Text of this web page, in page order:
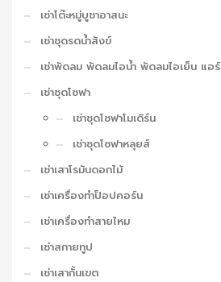
เช่าโต๊ะหมู่บูชาอาสนะ
เช่าชุดรดน้ำสังข์
เช่าพัดลม พัดลมไอน้ำ พัดลมไอเย็น แอร์
เช่าชุดโซฟา
เช่าชุดโซฟาโมเดิร์น
เช่าชุดโซฟาหลุยส์
เช่าเสาโรมันดอกไม้
เช่าเครื่องทำป็อปคอร์น
เช่าเครื่องทำสายไหม
เช่าสกายทูป
เช่าเสากั้นเขต